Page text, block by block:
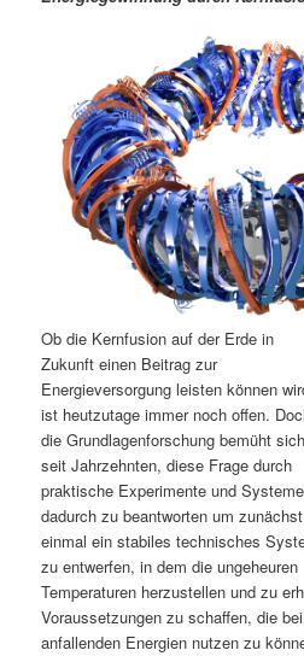
e
h
a
l
t
s
p
ä
I
n
h
a
l
t
n
Ob die Kernfusion auf der Erde in
Zukunft einen Beitrag zur
Energieversorgung leisten können
ist heutzutage immer noch offen.
die Grundlagenforschung bemüht sich
seit Jahrzehnten, diese Frage durch
praktische Experimente und Systeme
dadurch zu beantworten um zunächst
einmal ein stabiles technisches
zu entwerfen, in dem die ungeheuren
Temperaturen herzustellen und zu
Voraussetzungen zu schaffen, die
anfallenden Energien nutzen zu